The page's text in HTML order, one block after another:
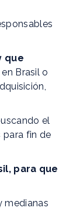
que
Brasil o
el
para fin de
para que
medianas